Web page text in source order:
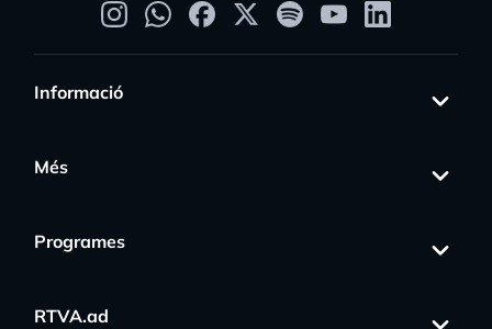
Informació
Més
Programes
RTVA.ad